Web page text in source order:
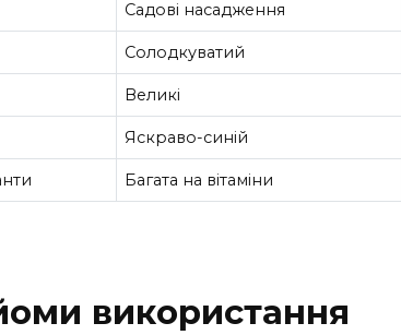
Садові насадження
Солодкуватий
Великі
Яскраво-синій
Багата на вітаміни
використання